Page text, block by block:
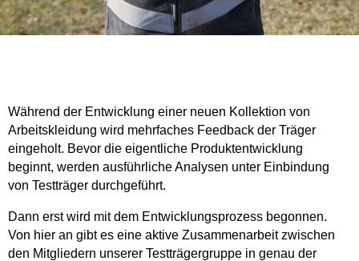
Während der Entwicklung einer neuen Kollektion von
Arbeitskleidung wird mehrfaches Feedback der Träger
eingeholt. Bevor die eigentliche Produktentwicklung
beginnt, werden ausführliche Analysen unter Einbindung
von Testträger durchgeführt.
Dann erst wird mit dem Entwicklungsprozess begonnen.
Von hier an gibt es eine aktive Zusammenarbeit zwischen
den Mitgliedern unserer Testträgergruppe in genau der